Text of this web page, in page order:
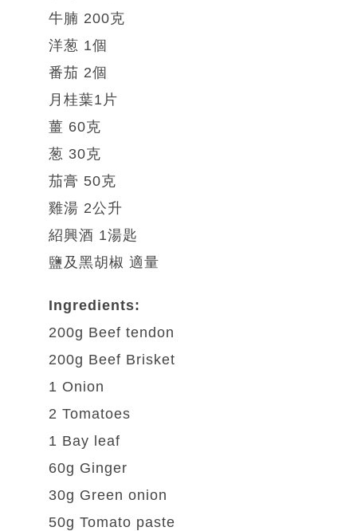
牛腩 200克
洋葱 1個
番茄 2個
月桂葉1片
薑 60克
葱 30克
茄膏 50克
雞湯 2公升
紹興酒 1湯匙
鹽及黑胡椒 適量
Ingredients:
200g Beef tendon
200g Beef Brisket
1 Onion
2 Tomatoes
1 Bay leaf
60g Ginger
30g Green onion
50g Tomato paste